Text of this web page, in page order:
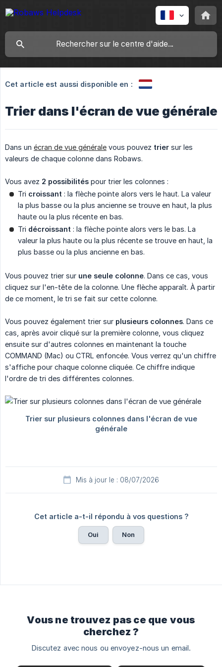
Cet article est aussi disponible en :
Trier dans l'écran de vue générale
Dans un écran de vue générale vous pouvez trier sur les
valeurs de chaque colonne dans Robaws.
Vous avez 2 possibilités pour trier les colonnes :
Tri croissant : la flèche pointe alors vers le haut. La valeur
la plus basse ou la plus ancienne se trouve en haut, la plus
haute ou la plus récente en bas.
Tri décroissant : la flèche pointe alors vers le bas. La
valeur la plus haute ou la plus récente se trouve en haut, la
plus basse ou la plus ancienne en bas.
Vous pouvez trier sur une seule colonne. Dans ce cas, vous
cliquez sur l'en-tête de la colonne. Une flèche apparaît. À partir
de ce moment, le tri se fait sur cette colonne.
Vous pouvez également trier sur plusieurs colonnes. Dans ce
cas, après avoir cliqué sur la première colonne, vous cliquez
ensuite sur d'autres colonnes en maintenant la touche
COMMAND (Mac) ou CTRL enfoncée. Vous verrez qu'un chiffre
s'affiche pour chaque colonne cliquée. Ce chiffre indique
l'ordre de tri des différentes colonnes.
Mis à jour le : 08/07/2026
Cet article a-t-il répondu à vos questions ?
Oui Non
Vous ne trouvez pas ce que vous
cherchez ?
Discutez avec nous ou envoyez-nous un email.